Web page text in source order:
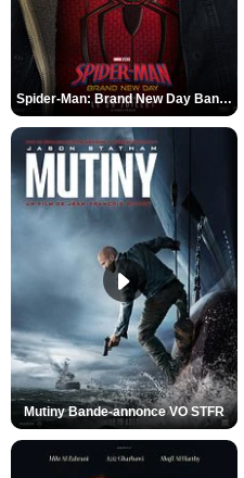
Spider-Man: Brand New Day Bande-annonce VO STFR
Mutiny Bande-annonce VO STFR